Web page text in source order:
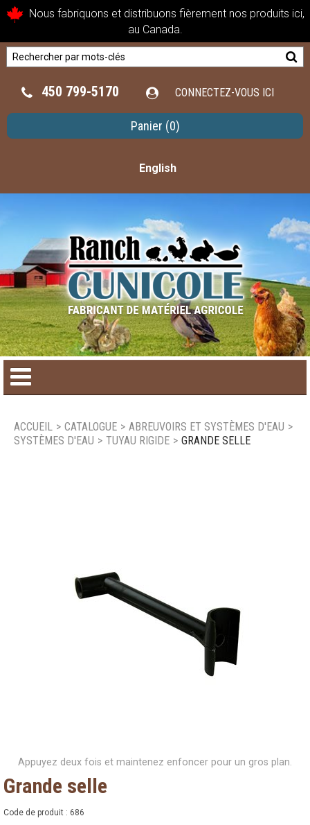
Nous fabriquons et distribuons fièrement nos produits ici,
au Canada.
450 799-5170 CONNECTEZ-VOUS ICI
Panier (0)
English
Nous joindre
ACCUEIL > CATALOGUE > ABREUVOIRS ET SYSTÈMES D'EAU >
SYSTÈMES D'EAU > TUYAU RIGIDE > GRANDE SELLE
Appuyez deux fois et maintenez enfoncer pour un gros plan.
Grande selle
Code de produit : 686